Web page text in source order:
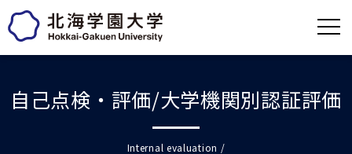
自己点検・評価/大学機関別認証評価
Internal evaluation /